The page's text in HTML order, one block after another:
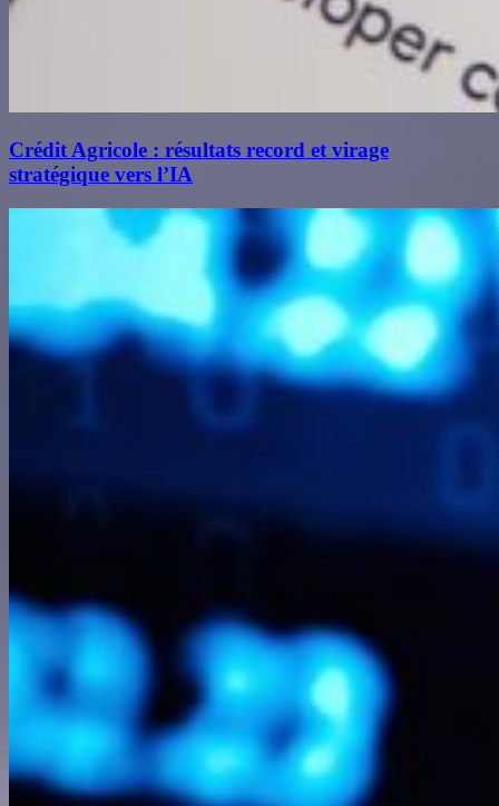
Crédit Agricole : résultats record et virage
stratégique vers l’IA